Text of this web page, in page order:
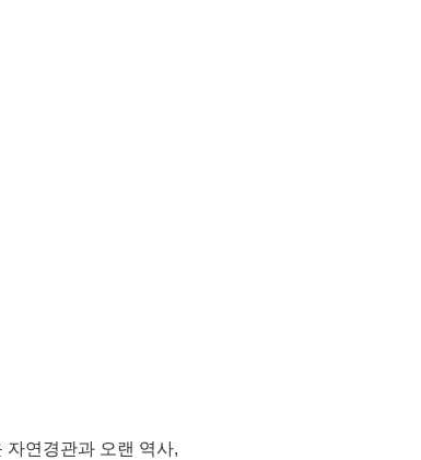
자연경관과 오랜 역사,